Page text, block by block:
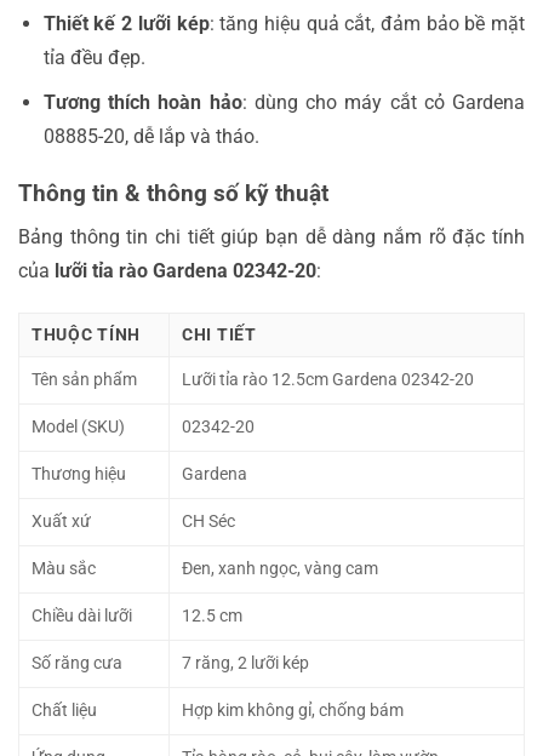
Thiết kế 2 lưỡi kép: tăng hiệu quả cắt, đảm bảo bề mặt
tỉa đều đẹp.
Tương thích hoàn hảo: dùng cho máy cắt cỏ Gardena
08885-20, dễ lắp và tháo.
Thông tin & thông số kỹ thuật
Bảng thông tin chi tiết giúp bạn dễ dàng nắm rõ đặc tính
của lưỡi tỉa rào Gardena 02342-20:
THUỘC TÍNH CHI TIẾT
Tên sản phẩm Lưỡi tỉa rào 12.5cm Gardena 02342-20
Model (SKU) 02342-20
Thương hiệu Gardena
Xuất xứ CH Séc
Màu sắc Đen, xanh ngọc, vàng cam
Chiều dài lưỡi 12.5 cm
Số răng cưa 7 răng, 2 lưỡi kép
Chất liệu Hợp kim không gỉ, chống bám